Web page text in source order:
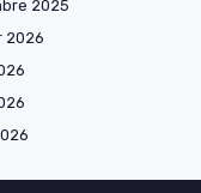
2025
2026